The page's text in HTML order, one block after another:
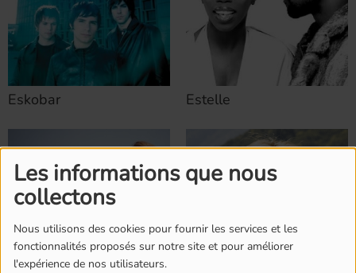
Les informations que nous
collectons
Nous utilisons des cookies pour fournir les services et les
fonctionnalités proposés sur notre site et pour améliorer
l'expérience de nos utilisateurs.
Eskobar Estelle